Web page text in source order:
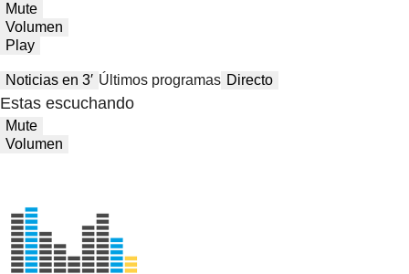
Mute
Volumen
Play
Noticias en 3′ Últimos programas Directo
Estas escuchando
Mute
Volumen